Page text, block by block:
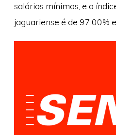
salários mínimos, e o
jaguariense é de 97.00%